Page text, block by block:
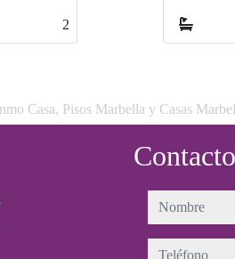
2
Casa, Pisos Marbella y Casas
Contacto
nombre
teléfono